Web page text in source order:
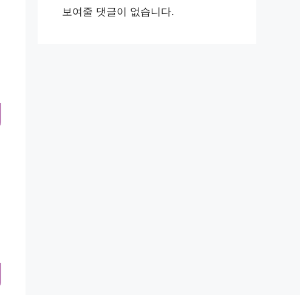
보여줄 댓글이 없습니다.